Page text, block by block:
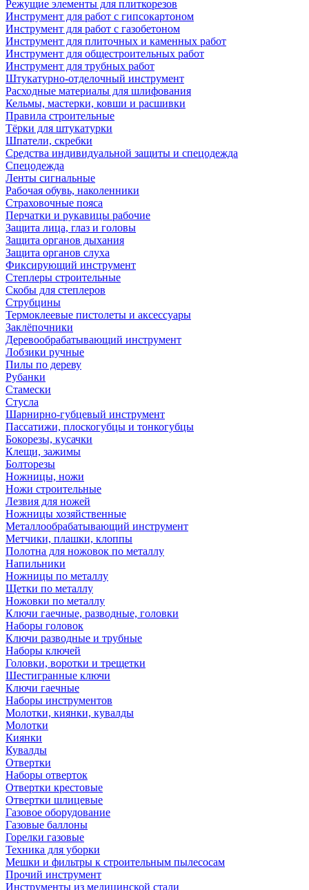
Режущие элементы для плиткорезов
Инструмент для работ с гипсокартоном
Инструмент для работ с газобетоном
Инструмент для плиточных и каменных работ
Инструмент для общестроительных работ
Инструмент для трубных работ
Штукатурно-отделочный инструмент
Расходные материалы для шлифования
Кельмы, мастерки, ковши и расшивки
Правила строительные
Тёрки для штукатурки
Шпатели, скребки
Средства индивидуальной защиты и спецодежда
Спецодежда
Ленты сигнальные
Рабочая обувь, наколенники
Страховочные пояса
Перчатки и рукавицы рабочие
Защита лица, глаз и головы
Защита органов дыхания
Защита органов слуха
Фиксирующий инструмент
Степлеры строительные
Скобы для степлеров
Струбцины
Термоклеевые пистолеты и аксессуары
Заклёпочники
Деревообрабатывающий инструмент
Лобзики ручные
Пилы по дереву
Рубанки
Стамески
Стусла
Шарнирно-губцевый инструмент
Пассатижи, плоскогубцы и тонкогубцы
Бокорезы, кусачки
Клещи, зажимы
Болторезы
Ножницы, ножи
Ножи строительные
Лезвия для ножей
Ножницы хозяйственные
Металлообрабатывающий инструмент
Метчики, плашки, клоппы
Полотна для ножовок по металлу
Напильники
Ножницы по металлу
Щетки по металлу
Ножовки по металлу
Ключи гаечные, разводные, головки
Наборы головок
Ключи разводные и трубные
Наборы ключей
Головки, воротки и трещетки
Шестигранные ключи
Ключи гаечные
Наборы инструментов
Молотки, киянки, кувалды
Молотки
Киянки
Кувалды
Отвертки
Наборы отверток
Отвертки крестовые
Отвертки шлицевые
Газовое оборудование
Газовые баллоны
Горелки газовые
Техника для уборки
Мешки и фильтры к строительным пылесосам
Прочий инструмент
Инструменты из медицинской стали